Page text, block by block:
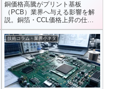
銅価格高騰がプリント基板
（PCB）業界へ与える影響を解
説。銅箔・CCL価格上昇の仕組
みから、AIサーバー・EV需要と
の関係、高多層基板への影響、
今後の需給見通しまでわかりや
すく紹介します。
技術コラム・業界小ネタ